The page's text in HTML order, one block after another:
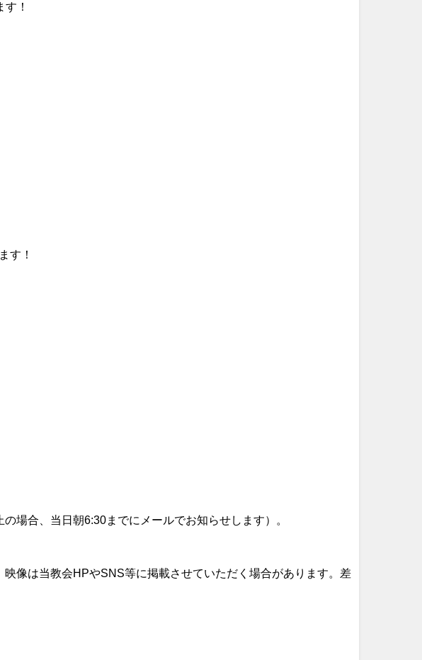
！
す！
場合、当日朝6:30までにメールでお知らせします）。
像は当教会HPやSNS等に掲載させていただく場合があります。差